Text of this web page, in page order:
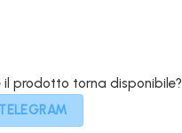
il prodotto torna disponibile?